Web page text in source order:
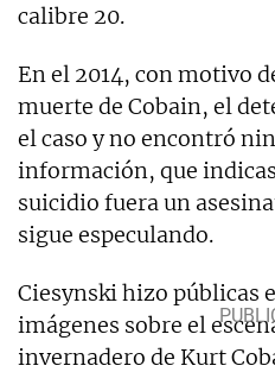
calibre 20.
En el 2014, con motivo
muerte de Cobain, el
el caso y no encontró
información, que
suicidio fuera un
sigue especulando.
Ciesynski hizo públicas
imágenes sobre el
invernadero de Kurt